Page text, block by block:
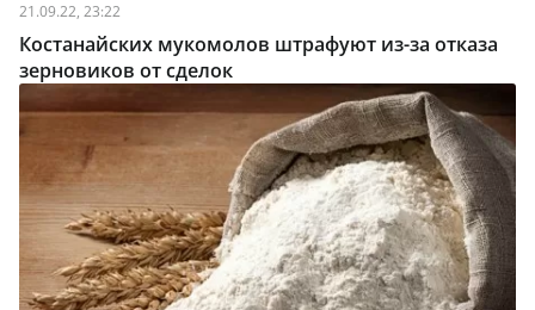
21.09.22, 23:22
Костанайских мукомолов штрафуют из-за отказа
зерновиков от сделок